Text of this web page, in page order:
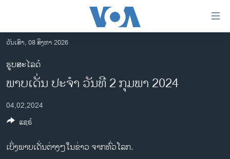
ເຂົ້າ
ຫາ
ຂ້າມ
ຂ້າມ
ໄປ
ຫາ
ຄົ້ນ
ລາວ
ອາເມຣິກາ
ການເລືອກຕັ້ງ ປະທານາທີບໍດີ ສະຫະລັດ 2024
ຂ່າວ​ຈີນ
ໂລກ
ວັນເສົາ, 08 ສິງຫາ 2026
ຮູບສະໄລດ໌
ພາບເດັ່ນ ປະຈຳ ວັນທີ 2 ກຸມພາ 2024
04,02,2024
ເບິ່ງພາບເດັ່ນຕ່າງໆໃນຂ່າວ ຈາກທົ່ວໂລກ.
ແຊຣ໌